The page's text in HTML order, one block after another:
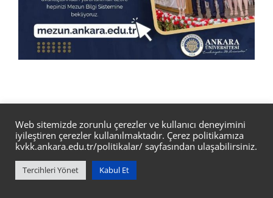
Selim Blv. No: 37/15 Keçiören/ANKARA/TÜRKİYE
Web sitemizde zorunlu çerezler ve kullanıcı deneyimini
iyileştiren çerezler kullanılmaktadır. Çerez politikamıza
kvkk.ankara.edu.tr/politikalar/ sayfasından ulaşabilirsiniz.
Tercihleri Yönet Kabul Et